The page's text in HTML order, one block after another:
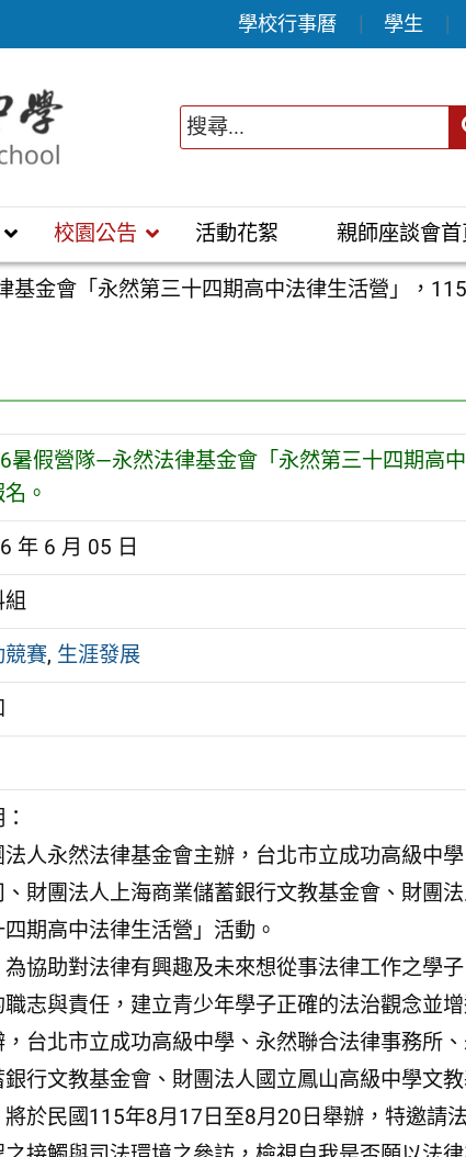
學校行事曆 學生
校園公告 活動花絮 親師座談會首
金會「永然第三十四期高中法律生活營」，
暑假營隊—永然法律基金會「永然第三十四期高
。
年 6 月 05 日
競賽, 生涯發展
法人永然法律基金會主辦，台北市立成功高級中
、財團法人上海商業儲蓄銀行文教基金會、財團
四期高中法律生活營」活動。
為協助對法律有興趣及未來想從事法律工作之學
職志與責任，建立青少年學子正確的法治觀念並
，台北市立成功高級中學、永然聯合法律事務所
銀行文教基金會、財團法人國立鳳山高級中學文
將於民國115年8月17日至8月20日舉辦，特邀請